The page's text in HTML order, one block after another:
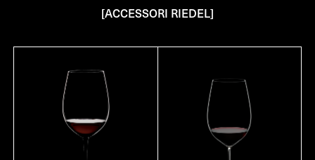
[ACCESSORI RIEDEL]